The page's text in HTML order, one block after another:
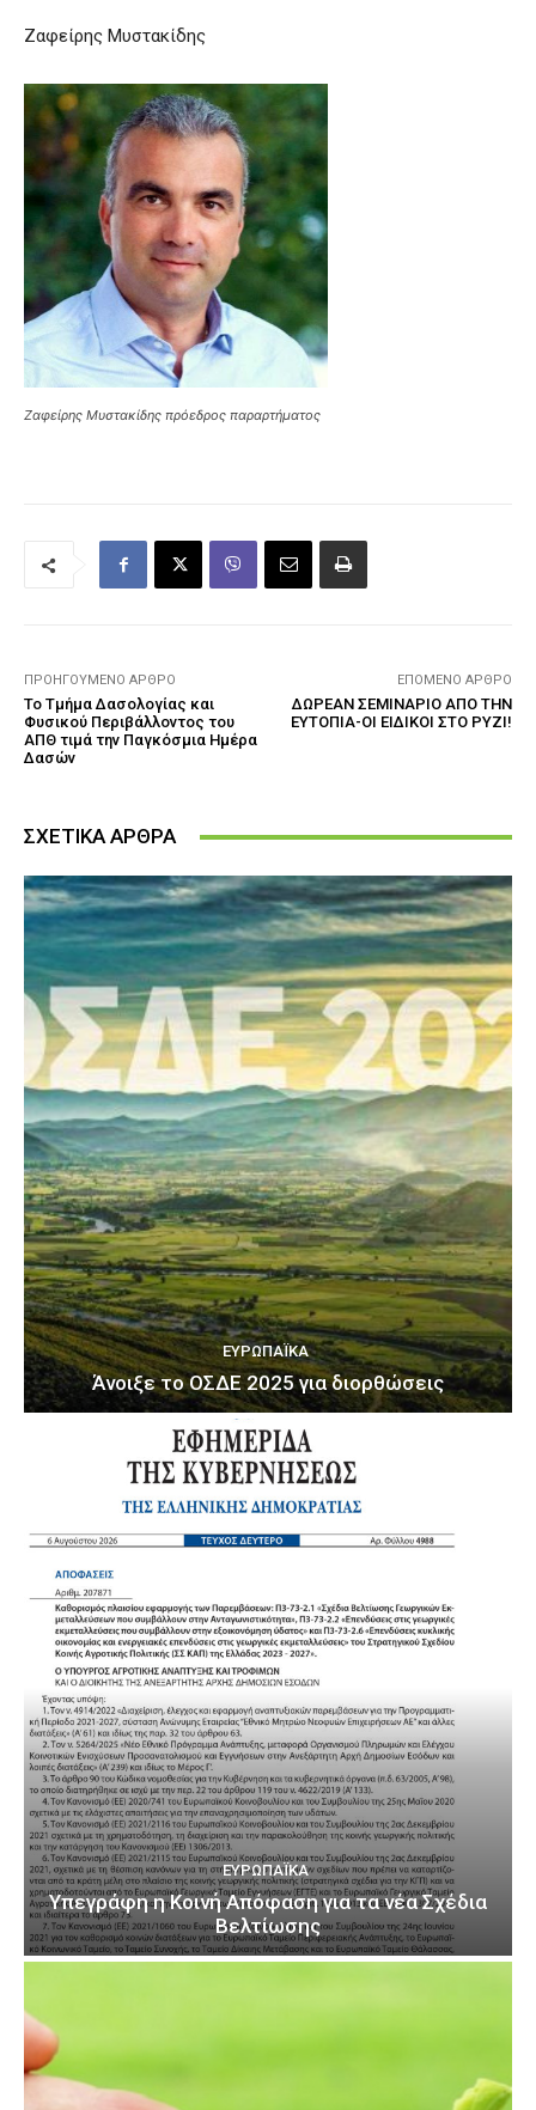
Ζαφείρης Μυστακίδης
Ζαφείρης Μυστακίδης πρόεδρος παραρτήματος
ΠΡΟΗΓΟΎΜΕΝΟ ΆΡΘΡΟ
Το Τμήμα Δασολογίας και
Φυσικού Περιβάλλοντος του
ΑΠΘ τιμά την Παγκόσμια Ημέρα
Δασών
ΕΠΌΜΕΝΟ ΆΡΘΡΟ
ΔΩΡΕΑΝ ΣΕΜΙΝΑΡΙΟ ΑΠΟ ΤΗΝ
ΕΥΤΟΠΙΑ-ΟΙ ΕΙΔΙΚΟΙ ΣΤΟ ΡΥΖΙ!
ΣΧΕΤΙΚΑ ΑΡΘΡΑ
ΕΥΡΩΠΑΪΚΆ
Άνοιξε το ΟΣΔΕ 2025 για διορθώσεις
ΕΥΡΩΠΑΪΚΆ
Υπεγράφη η Κοινή Απόφαση για τα νέα Σχέδια
Βελτίωσης